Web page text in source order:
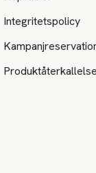
Integritetspolicy
Produktåterkallelse